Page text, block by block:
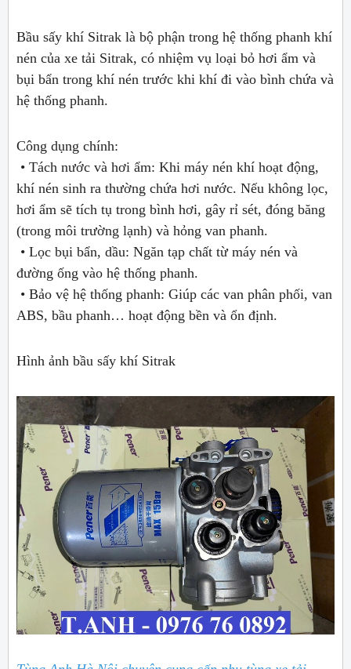
Bầu sấy khí Sitrak là bộ phận trong hệ thống phanh khí
nén của xe tải Sitrak, có nhiệm vụ loại bỏ hơi ẩm và
bụi bẩn trong khí nén trước khi khí đi vào bình chứa và
hệ thống phanh.
Công dụng chính:
• Tách nước và hơi ẩm: Khi máy nén khí hoạt động,
khí nén sinh ra thường chứa hơi nước. Nếu không lọc,
hơi ẩm sẽ tích tụ trong bình hơi, gây rỉ sét, đóng băng
(trong môi trường lạnh) và hỏng van phanh.
• Lọc bụi bẩn, dầu: Ngăn tạp chất từ máy nén và
đường ống vào hệ thống phanh.
• Bảo vệ hệ thống phanh: Giúp các van phân phối, van
ABS, bầu phanh… hoạt động bền và ổn định.
Hình ảnh bầu sấy khí Sitrak